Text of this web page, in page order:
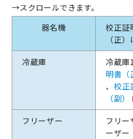
器名機
校正
（正
冷蔵庫
冷蔵庫
明書（
、 校正
（副）
フリーザー
フリ
ーザー